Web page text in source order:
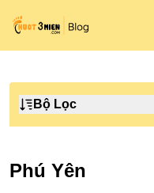
Bộ Lọc
Phú Yên